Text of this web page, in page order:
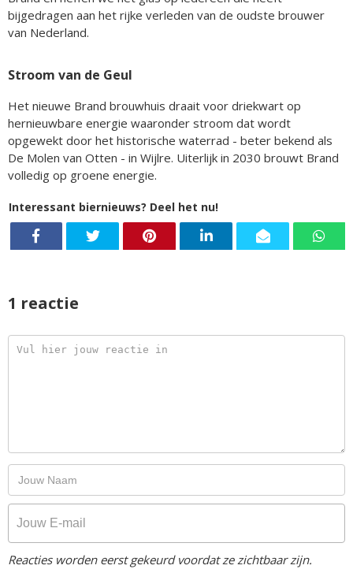
bijgedragen aan het rijke verleden van de oudste brouwer
van Nederland.
Stroom van de Geul
Het nieuwe Brand brouwhuis draait voor driekwart op
hernieuwbare energie waaronder stroom dat wordt
opgewekt door het historische waterrad - beter bekend als
De Molen van Otten - in Wijlre. Uiterlijk in 2030 brouwt Brand
volledig op groene energie.
Interessant biernieuws? Deel het nu!
1 reactie
Reacties worden eerst gekeurd voordat ze zichtbaar zijn.